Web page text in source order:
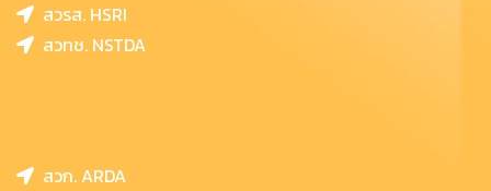
สวรส. HSRI
สวทช. NSTDA
สวก. ARDA